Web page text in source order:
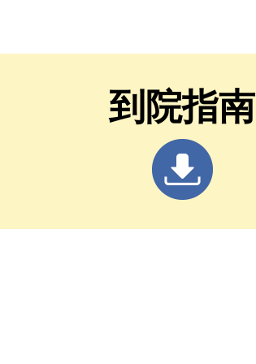
到院指南